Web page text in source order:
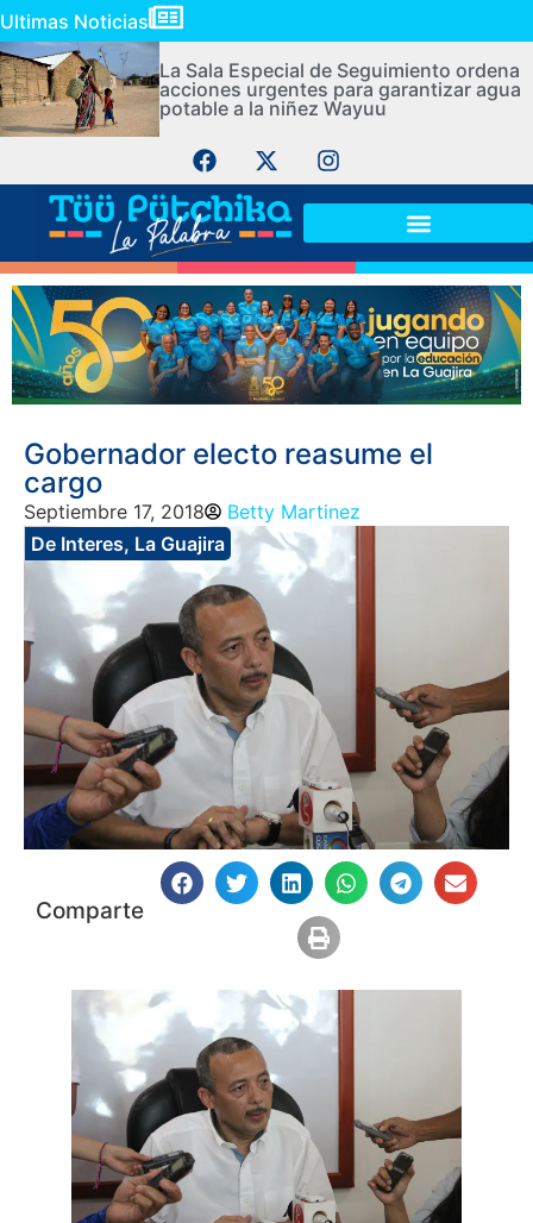
Ultimas Noticias
La Sala Especial de Seguimiento ordena
acciones urgentes para garantizar agua
potable a la niñez Wayuu
Gobernador electo reasume el
cargo
Septiembre 17, 2018
Betty Martinez
De Interes, La Guajira
Comparte